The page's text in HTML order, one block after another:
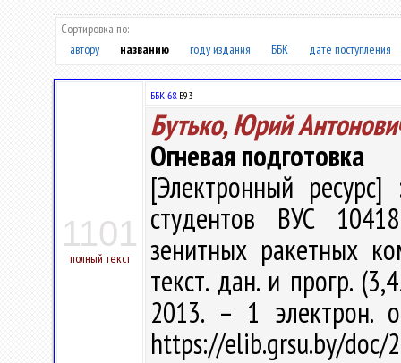
Сортировка по:
автору
названию году издания ББК дате поступления
1101
полный текст
ББК 68.Б93
Бутько, Юрий
Огневая подготовка
[Электронный ресурс]
студентов ВУС
зенитных ракетных
текст. дан. и прогр.
2013. – 1 электрон.
https://elib.grsu.by/doc/